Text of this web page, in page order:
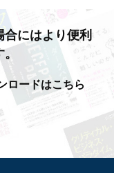
合にはより便利
ロードはこちら